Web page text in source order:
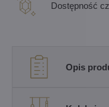
Dostępność
Opis